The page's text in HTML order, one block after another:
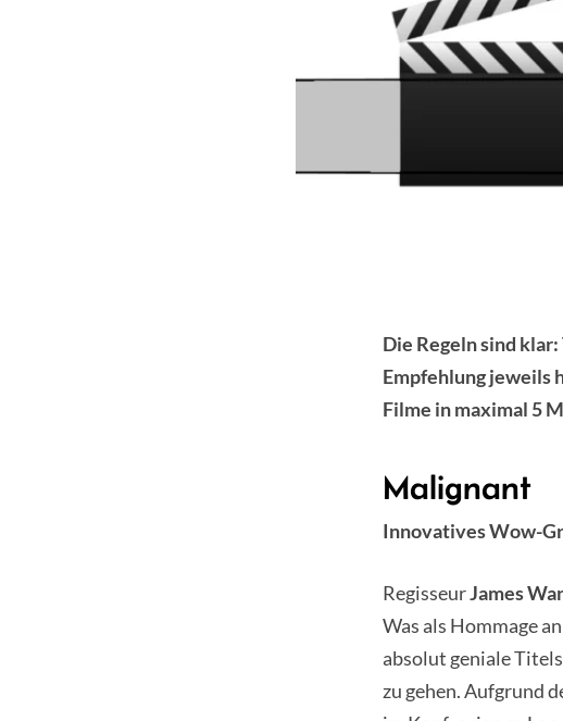
Die Regeln sind
Empfehlung jeweils
Filme in maximal 5
Malignant
Innovatives Wow-
RegisseurJames
Was als Hommage
absolut geniale
zu gehen. Aufgrund